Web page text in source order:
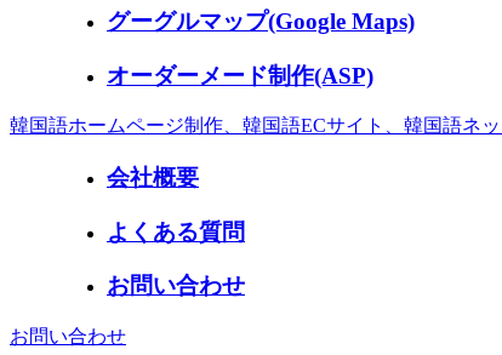
グーグルマップ(Google Maps)
オーダーメード制作(ASP)
韓国語ホームページ制作、韓国語ECサイト、韓国語ネ
会社概要
よくある質問
お問い合わせ
お問い合わせ